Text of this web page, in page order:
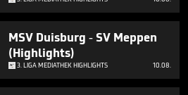
MSV Duisburg - SV Meppen
(Highlights)
3. LIGA MEDIATHEK HIGHLIGHTS 10.08.